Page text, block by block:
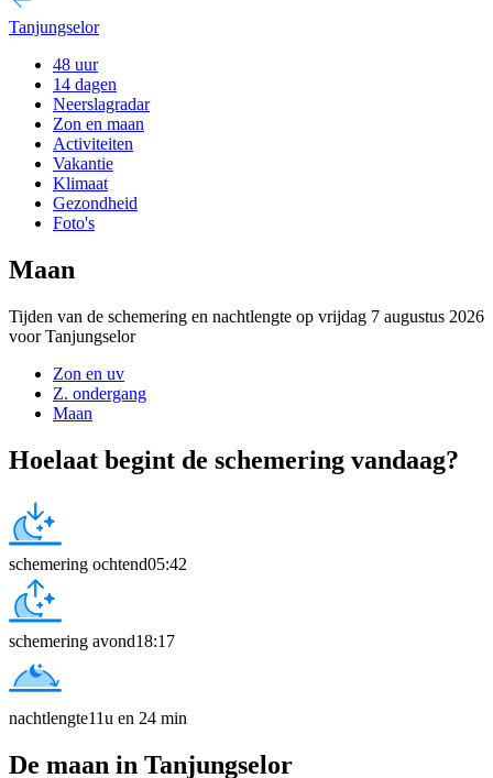
Tanjungselor
48 uur
14 dagen
Neerslagradar
Zon en maan
Activiteiten
Vakantie
Klimaat
Gezondheid
Foto's
Maan
Tijden van de schemering en nachtlengte op vrijdag 7 augustus 2026
voor Tanjungselor
Zon en uv
Z. ondergang
Maan
Hoelaat begint de schemering vandaag?
schemering ochtend05:42
schemering avond18:17
nachtlengte11u en 24 min
De maan in Tanjungselor